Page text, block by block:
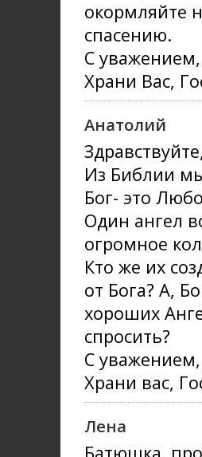
окормляйте
спасению.
С
Храни Вас,
Анатолий
Из Библии
Бог- это
Один ангел
огромное
Кто же их
от Бога? А,
хороших
спросить?
С
Храни вас,
Лена